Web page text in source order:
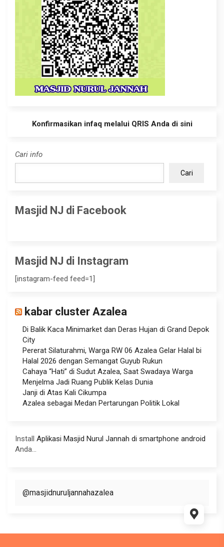
Konfirmasikan infaq melalui QRIS Anda di sini
Cari info
Cari
Masjid NJ di Facebook
Masjid NJ di Instagram
[instagram-feed feed=1]
kabar cluster Azalea
Di Balik Kaca Minimarket dan Deras Hujan di Grand Depok
City
Pererat Silaturahmi, Warga RW 06 Azalea Gelar Halal bi
Halal 2026 dengan Semangat Guyub Rukun
Cahaya “Hati” di Sudut Azalea, Saat Swadaya Warga
Menjelma Jadi Ruang Publik Kelas Dunia
Janji di Atas Kali Cikumpa
Azalea sebagai Medan Pertarungan Politik Lokal
Install Aplikasi Masjid Nurul Jannah di smartphone android
Anda...
@masjidnuruljannahazalea